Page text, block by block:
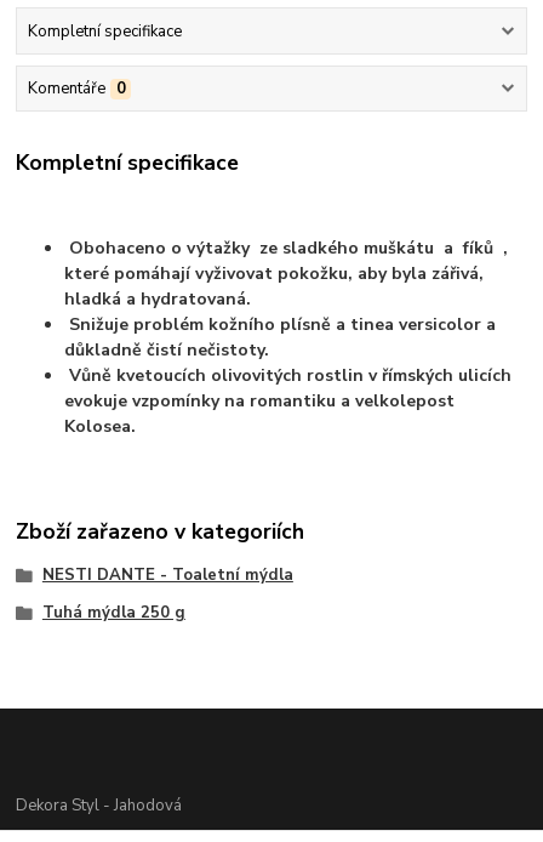
Kompletní specifikace
Komentáře 0
Kompletní specifikace
Obohaceno o výtažky ze sladkého muškátu a fíků ,
které pomáhají vyživovat pokožku, aby byla zářivá,
hladká a hydratovaná.
Snižuje problém kožního plísně a tinea versicolor a
důkladně čistí nečistoty.
Vůně kvetoucích olivovitých rostlin v římských ulicích
evokuje vzpomínky na romantiku a velkolepost
Kolosea.
Zboží zařazeno v kategoriích
NESTI DANTE - Toaletní mýdla
Tuhá mýdla 250 g
Dekora Styl - Jahodová